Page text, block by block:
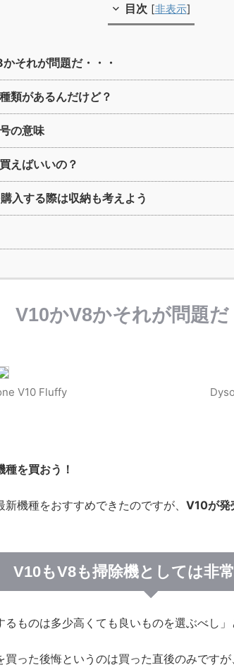
目次 [非表示]
それが問題だ・・・
類があるんだけど？
の意味
えばいいの？
入する際は収納も考えよう
V10かV8かそれが問題だ
V10 Fluffy
を買おう！
機種をおすすめできたのですが、 V10が発
V10もV8も掃除機としては非
ものは多少高くても良いものを選ぶべし」
買った後悔というのは買った直後のみです